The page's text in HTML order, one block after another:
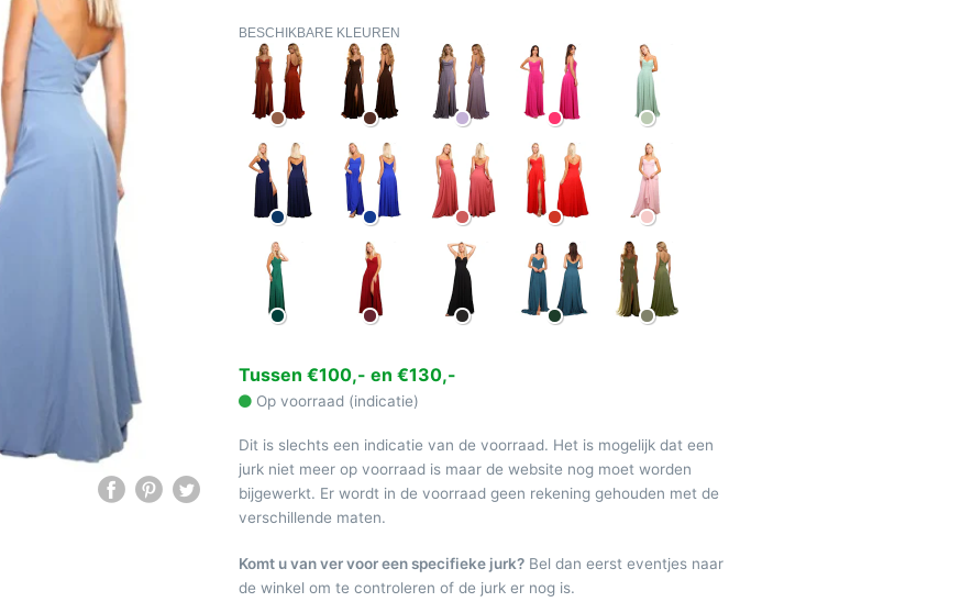
BESCHIKBARE KLEUREN
Tussen €100,- en €130,-
Op voorraad (indicatie)
Dit is slechts een indicatie van de voorraad. Het is mogelijk dat een
jurk niet meer op voorraad is maar de website nog moet worden
bijgewerkt. Er wordt in de voorraad geen rekening gehouden met de
verschillende maten.
Komt u van ver voor een specifieke jurk? Bel dan eerst eventjes naar
de winkel om te controleren of de jurk er nog is.